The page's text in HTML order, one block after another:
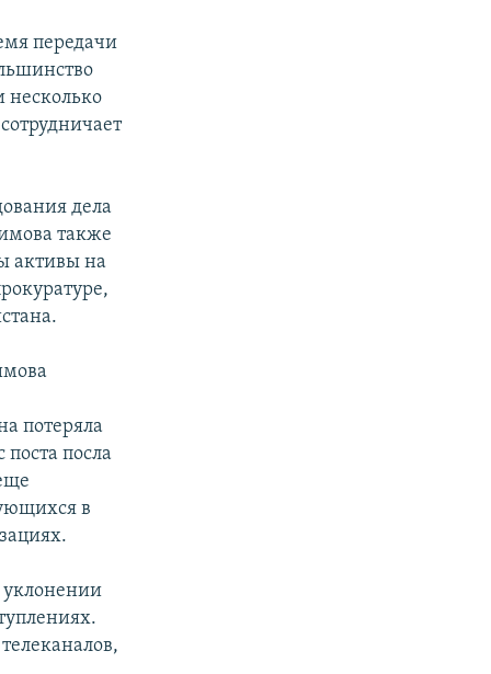
передачи
несколько
дела
также
активы на
потеряла
посла
в